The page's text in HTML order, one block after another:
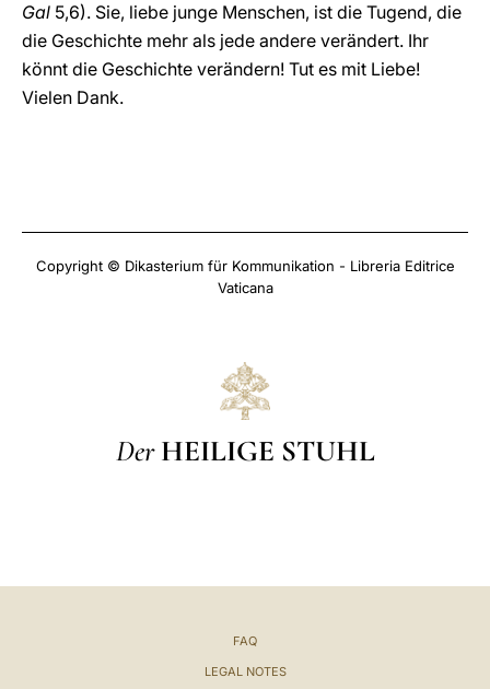
Gal 5,6). Sie, liebe junge Menschen, ist die Tugend, die
die Geschichte mehr als jede andere verändert. Ihr
könnt die Geschichte verändern! Tut es mit Liebe!
Vielen Dank.
Copyright © Dikasterium für Kommunikation - Libreria Editrice
Vaticana
Der HEILIGE STUHL
FAQ
LEGAL NOTES